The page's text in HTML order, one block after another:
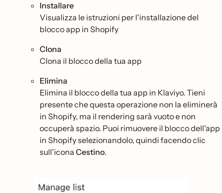
Installare
Visualizza le istruzioni per l'installazione del
blocco app in Shopify
Clona
Clona il blocco della tua app
Elimina
Elimina il blocco della tua app in Klaviyo. Tieni
presente che questa operazione non la eliminerà
in Shopify, ma il rendering sarà vuoto e non
occuperà spazio. Puoi rimuovere il blocco dell'app
in Shopify selezionandolo, quindi facendo clic
sull'icona Cestino.